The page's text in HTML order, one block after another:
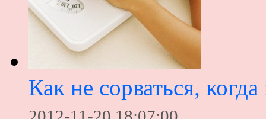
Как не сорваться, когда